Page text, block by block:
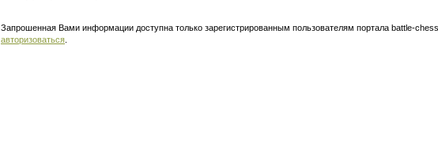
Запрошенная Вами информации доступна только зарегистрированным пользователям портала battle-
авторизоваться